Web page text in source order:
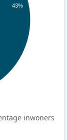
43%
inwoners